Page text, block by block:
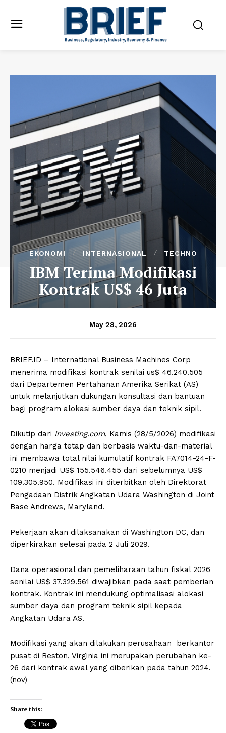
EKONOMI INTERNASIONAL TECHNO
IBM Terima Modifikasi
Kontrak US$ 46 Juta
May 28, 2026
BRIEF.ID – International Business Machines Corp
menerima modifikasi kontrak senilai us$ 46.240.505
dari Departemen Pertahanan Amerika Serikat (AS)
untuk melanjutkan dukungan konsultasi dan bantuan
bagi program alokasi sumber daya dan teknik sipil.
Dikutip dari Investing.com, Kamis (28/5/2026) modifikasi
dengan harga tetap dan berbasis waktu-dan-material
ini membawa total nilai kumulatif kontrak FA7014-24-F-
0210 menjadi US$ 155.546.455 dari sebelumnya US$
109.305.950. Modifikasi ini diterbitkan oleh Direktorat
Pengadaan Distrik Angkatan Udara Washington di Joint
Base Andrews, Maryland.
Pekerjaan akan dilaksanakan di Washington DC, dan
diperkirakan selesai pada 2 Juli 2029.
Dana operasional dan pemeliharaan tahun fiskal 2026
senilai US$ 37.329.561 diwajibkan pada saat pemberian
kontrak. Kontrak ini mendukung optimalisasi alokasi
sumber daya dan program teknik sipil kepada
Angkatan Udara AS.
Modifikasi yang akan dilakukan perusahaan berkantor
pusat di Reston, Virginia ini merupakan perubahan ke-
26 dari kontrak awal yang diberikan pada tahun 2024.
(nov)
Share this: